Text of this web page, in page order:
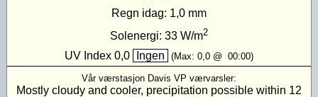
Regn idag: 1,0 mm
Solenergi: 33 W/m2
UV Index 0,0 Ingen (Max: 0,0 @ 00:00)
Vår værstasjon Davis VP værvarsler:
Mostly cloudy and cooler, precipitation possible within 12